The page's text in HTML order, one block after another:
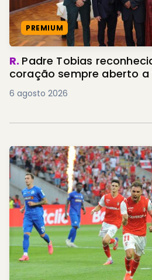
PREMIUM
R. Padre Tobias
coração sempre aberto a
6 agosto 2026